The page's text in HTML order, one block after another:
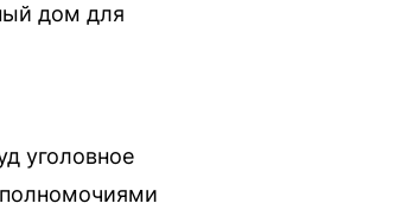
дом для
уголовное
полномочиями